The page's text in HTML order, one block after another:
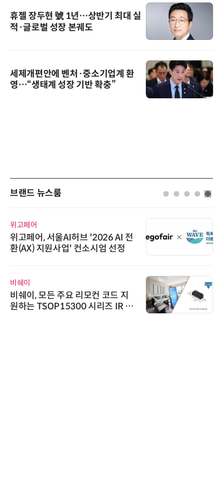
휴젤 장두현 號 1년…상반기 최대 실
적·글로벌 성장 본궤도
세제개편안에 벤처·중소기업계 환
영…“생태계 성장 기반 확충”
브랜드 뉴스룸
위고페어
위고페어, 서울AI허브 '2026 AI 전
환(AX) 지원사업' 컨소시엄 선정
비쉐이
비쉐이, 모든 주요 리모컨 코드 지
원하는 TSOP15300 시리즈 IR 수